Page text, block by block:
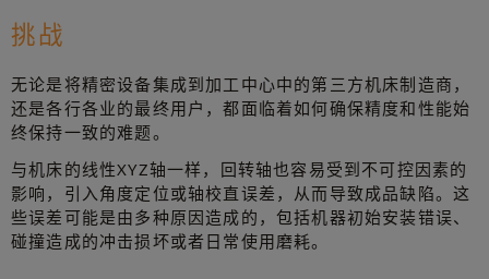
挑战
无论是将精密设备集成到加工中心中的第三方机床制造商，
还是各行各业的最终用户，都面临着如何确保精度和性能始
终保持一致的难题。
与机床的线性XYZ轴一样，回转轴也容易受到不可控因素的
影响，引入角度定位或轴校直误差，从而导致成品缺陷。这
些误差可能是由多种原因造成的，包括机器初始安装错误、
碰撞造成的冲击损坏或者日常使用磨耗。